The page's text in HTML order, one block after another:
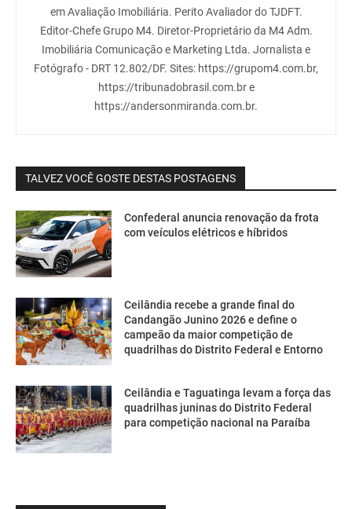
em Avaliação Imobiliária. Perito Avaliador do TJDFT.
Editor-Chefe Grupo M4. Diretor-Proprietário da M4 Adm.
Imobiliária Comunicação e Marketing Ltda. Jornalista e
Fotógrafo - DRT 12.802/DF. Sites: https://grupom4.com.br,
https://tribunadobrasil.com.br e
https://andersonmiranda.com.br.
TALVEZ VOCÊ GOSTE DESTAS POSTAGENS
Confederal anuncia renovação da frota
com veículos elétricos e híbridos
Ceilândia recebe a grande final do
Candangão Junino 2026 e define o
campeão da maior competição de
quadrilhas do Distrito Federal e Entorno
Ceilândia e Taguatinga levam a força das
quadrilhas juninas do Distrito Federal
para competição nacional na Paraíba